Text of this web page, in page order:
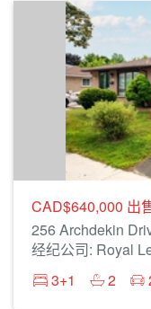
CAD$640,000 出
256 Archdekin
经纪公司: Royal
3+1
2